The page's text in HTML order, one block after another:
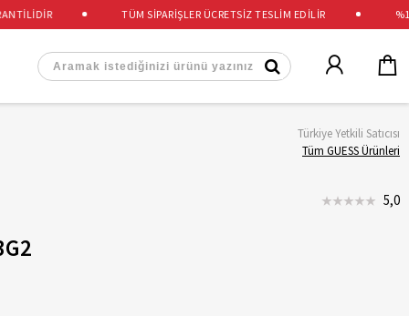
TÜM SİPARİŞLER ÜCRETSİZ TESLİM EDİLİR %100
Türkiye Yetkili Satıcısı
Tüm GUESS Ürünleri
5,0